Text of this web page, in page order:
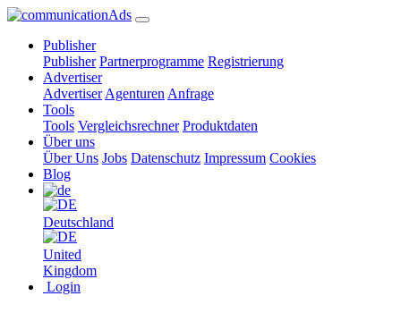
Publisher
Publisher Partnerprogramme Registrierung
Advertiser
Advertiser Agenturen Anfrage
Tools
Tools Vergleichsrechner Produktdaten
Über uns
Über Uns Jobs Datenschutz Impressum Cookies
Blog
Deutschland
United
Kingdom
Login